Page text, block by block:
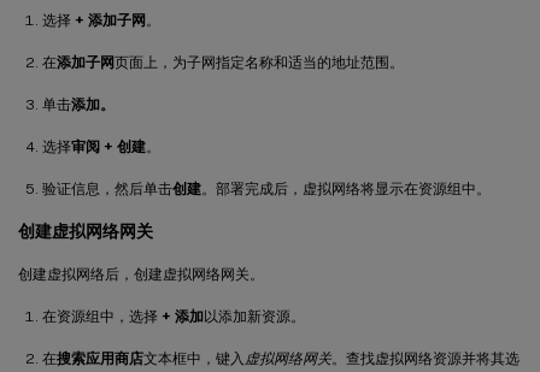
选择 + 添加子网 。
在添加子网页面上，为子网指定名称和适当的地址范围。
单击添加。
选择审阅 + 创建。
验证信息，然后单击创建。部署完成后，虚拟网络将显示在资源组中。
创建虚拟网络网关
创建虚拟网络后，创建虚拟网络网关。
在资源组中，选择 + 添加 以添加新资源。
在搜索应用商店文本框中，键入 虚拟网络网关。查找虚拟网络资源并将其选